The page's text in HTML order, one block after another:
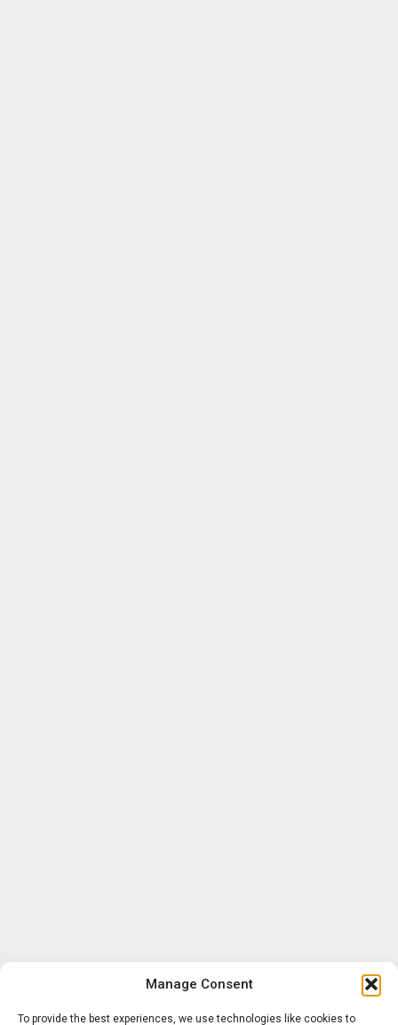
Manage Consent
To provide the best experiences, we use technologies like cookies to